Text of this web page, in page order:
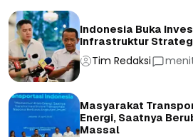
Indonesia Buka
Infrastruktur
Tim Redaksi
Masyarakat
Energi, Saatnya
Massal